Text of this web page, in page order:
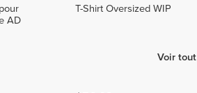
AD
T-Shirt Oversized WIP
Voir tout